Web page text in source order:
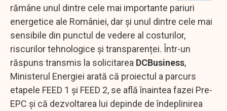
rămâne unul dintre cele mai importante pariuri
energetice ale României, dar și unul dintre cele mai
sensibile din punctul de vedere al costurilor,
riscurilor tehnologice și transparenței. Într-un
răspuns transmis la solicitarea DCBusiness,
Ministerul Energiei arată că proiectul a parcurs
etapele FEED 1 și FEED 2, se află înaintea fazei Pre-
EPC și că dezvoltarea lui depinde de îndeplinirea